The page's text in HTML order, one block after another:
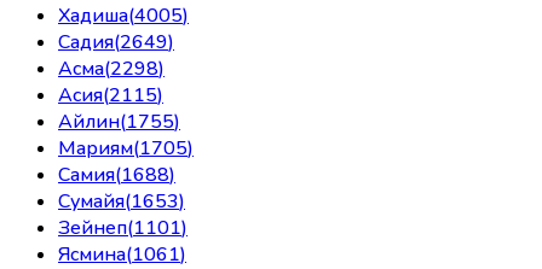
Хадиша(4005)
Садия(2649)
Асма(2298)
Асия(2115)
Айлин(1755)
Мариям(1705)
Самия(1688)
Сумайя(1653)
Зейнеп(1101)
Ясмина(1061)